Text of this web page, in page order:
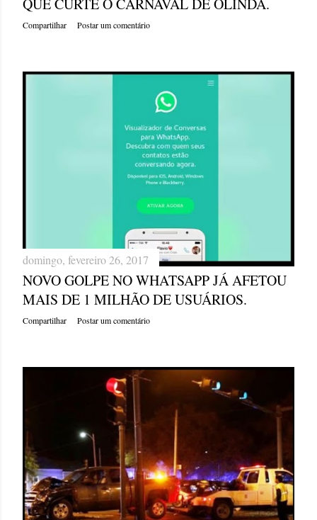
QUE CURTE O CARNAVAL DE OLINDA.
Compartilhar Postar um comentário
domingo, fevereiro 26, 2017
NOVO GOLPE NO WHATSAPP JÁ AFETOU
MAIS DE 1 MILHÃO DE USUÁRIOS.
Compartilhar Postar um comentário